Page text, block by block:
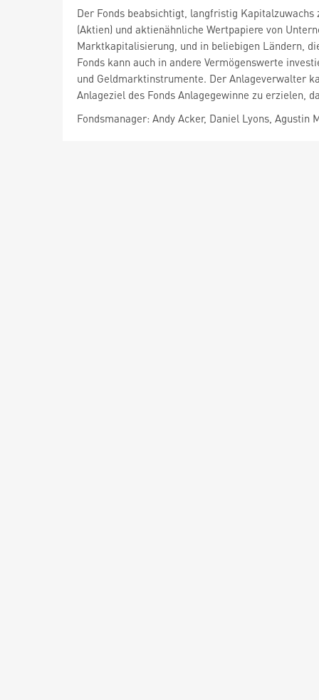
Der Fonds beabsichtigt, langfristig
(Aktien) und aktienähnliche Wertpapiere von
Marktkapitalisierung, und in beliebigen Ländern,
Fonds kann auch in andere Vermögenswerte
und Geldmarktinstrumente. Der Anlageverwalter
Anlageziel des Fonds Anlagegewinne zu erzielen,
Fondsmanager: Andy Acker, Daniel Lyons, Agustin